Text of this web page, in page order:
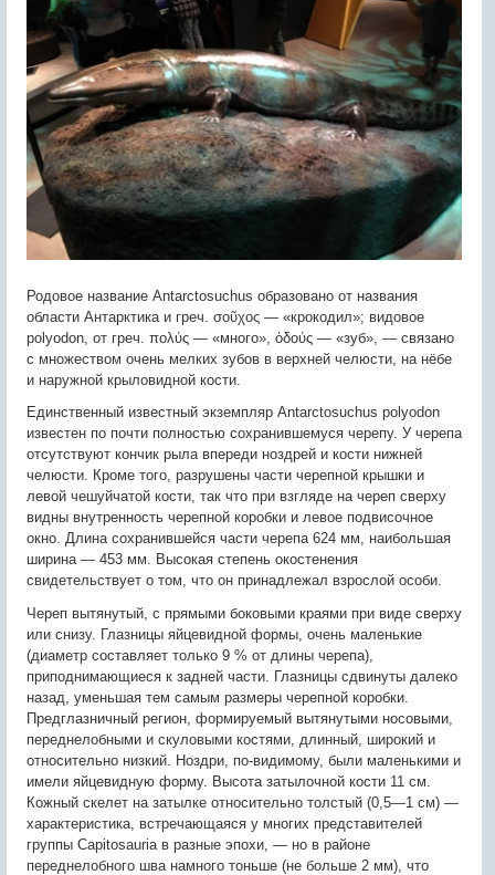
Родовое название Antarctosuchus образовано от названия
области Антарктика и греч. σοῦχος — «крокодил»; видовое
polyodon, от греч. πολύς — «много», ὀδούς — «зуб», — связано
с множеством очень мелких зубов в верхней челюсти, на нёбе
и наружной крыловидной кости.
Единственный известный экземпляр Antarctosuchus polyodon
известен по почти полностью сохранившемуся черепу. У черепа
отсутствуют кончик рыла впереди ноздрей и кости нижней
челюсти. Кроме того, разрушены части черепной крышки и
левой чешуйчатой кости, так что при взгляде на череп сверху
видны внутренность черепной коробки и левое подвисочное
окно. Длина сохранившейся части черепа 624 мм, наибольшая
ширина — 453 мм. Высокая степень окостенения
свидетельствует о том, что он принадлежал взрослой особи.
Череп вытянутый, с прямыми боковыми краями при виде сверху
или снизу. Глазницы яйцевидной формы, очень маленькие
(диаметр составляет только 9 % от длины черепа),
приподнимающиеся к задней части. Глазницы сдвинуты далеко
назад, уменьшая тем самым размеры черепной коробки.
Предглазничный регион, формируемый вытянутыми носовыми,
переднелобными и скуловыми костями, длинный, широкий и
относительно низкий. Ноздри, по-видимому, были маленькими и
имели яйцевидную форму. Высота затылочной кости 11 см.
Кожный скелет на затылке относительно толстый (0,5—1 см) —
характеристика, встречающаяся у многих представителей
группы Capitosauria в разные эпохи, — но в районе
переднелобного шва намного тоньше (не больше 2 мм), что